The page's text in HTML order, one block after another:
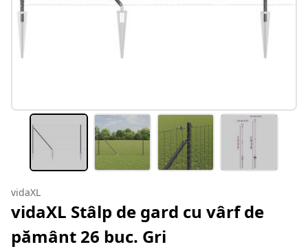
vidaXL
vidaXL Stâlp de gard cu vârf de
pământ 26 buc. Gri